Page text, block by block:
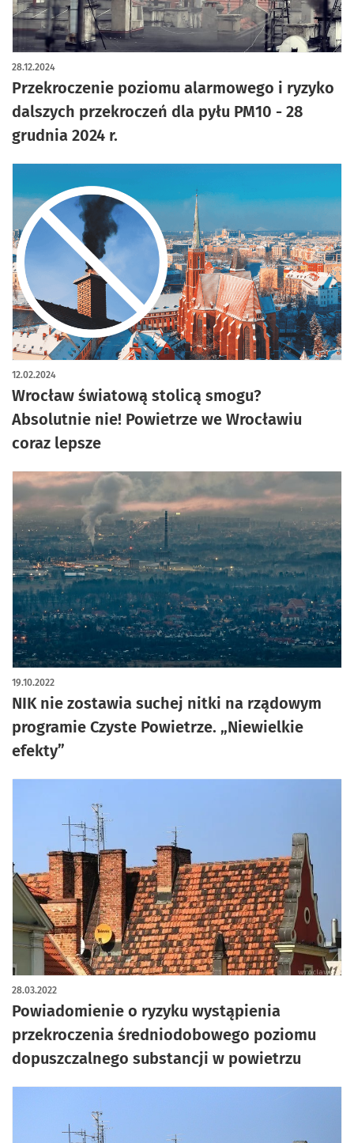
Przekroczenie poziomu alarmowego i ryzyko
dalszych przekroczeń dla pyłu PM10 - 28
grudnia 2024 r.
28.12.2024
Wrocław światową stolicą smogu?
Absolutnie nie! Powietrze we Wrocławiu
coraz lepsze
12.02.2024
NIK nie zostawia suchej nitki na rządowym
programie Czyste Powietrze. „Niewielkie
efekty”
19.10.2022
Powiadomienie o ryzyku wystąpienia
przekroczenia średniodobowego poziomu
dopuszczalnego substancji w powietrzu
28.03.2022